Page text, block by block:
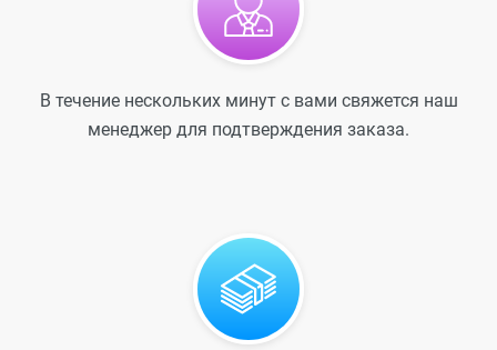
В течение нескольких минут с вами свяжется наш
менеджер для подтверждения заказа.